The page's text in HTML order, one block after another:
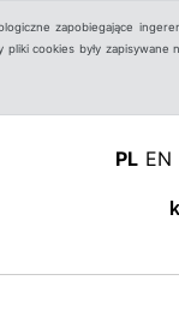
zapobiegające
cookies były zapisywane
PL EN